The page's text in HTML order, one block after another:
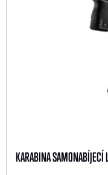
KARABINA SAMONABÍJECÍ